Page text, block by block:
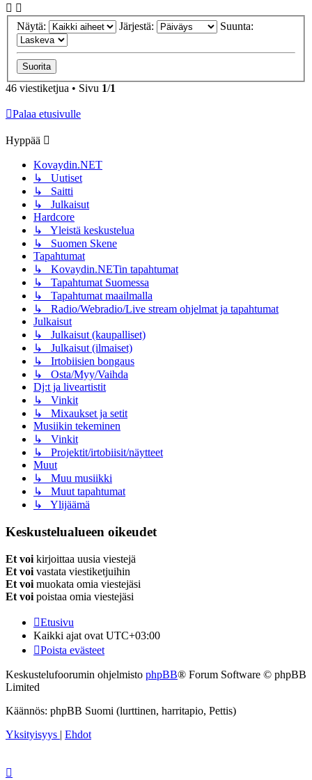
Näytä: Järjestä: Suunta:
46 viestiketjua • Sivu 1/1
Palaa etusivulle
Hyppää
Kovaydin.NET
↳ Uutiset
↳ Saitti
↳ Julkaisut
Hardcore
↳ Yleistä keskustelua
↳ Suomen Skene
Tapahtumat
↳ Kovaydin.NETin tapahtumat
↳ Tapahtumat Suomessa
↳ Tapahtumat maailmalla
↳ Radio/Webradio/Live stream ohjelmat ja tapahtumat
Julkaisut
↳ Julkaisut (kaupalliset)
↳ Julkaisut (ilmaiset)
↳ Irtobiisien bongaus
↳ Osta/Myy/Vaihda
Dj:t ja liveartistit
↳ Vinkit
↳ Mixaukset ja setit
Musiikin tekeminen
↳ Vinkit
↳ Projektit/irtobiisit/näytteet
Muut
↳ Muu musiikki
↳ Muut tapahtumat
↳ Ylijäämä
Keskustelualueen oikeudet
Et voi kirjoittaa uusia viestejä
Et voi vastata viestiketjuihin
Et voi muokata omia viestejäsi
Et voi poistaa omia viestejäsi
Etusivu
Kaikki ajat ovat UTC+03:00
Poista evästeet
Keskustelufoorumin ohjelmisto phpBB® Forum Software © phpBB
Limited
Käännös: phpBB Suomi (lurttinen, harritapio, Pettis)
Yksityisyys | Ehdot